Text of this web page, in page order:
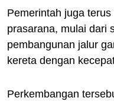
Pemerintah juga
prasarana, mulai dari
pembangunan jalur
kereta dengan
Perkembangan